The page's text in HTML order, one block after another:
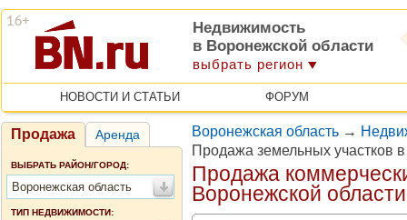
Недвижимость
в Воронежской области
выбрать регион
НОВОСТИ И СТАТЬИ ФОРУМ
Продажа Аренда
ВЫБРАТЬ РАЙОН/ГОРОД:
Воронежская область
ТИП НЕДВИЖИМОСТИ:
Воронежская область →
Продажа земельных участков
Продажа
Воронежской области